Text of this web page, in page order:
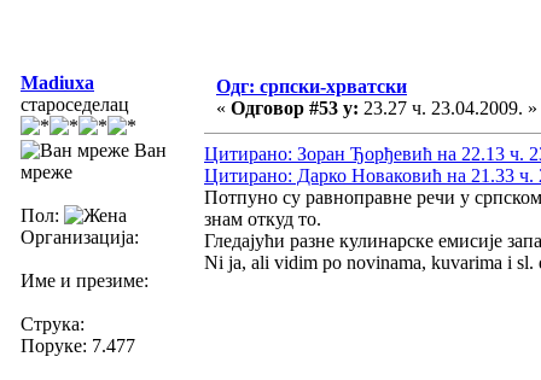
Madiuxa
староседелац
Ван
мреже
Пол:
Организација:
Име и презиме:
Струка:
Поруке: 7.477
Одг: српски-хрватски
« Одговор #53 у: 23.27 ч. 23.04.2009. »
Цитирано: Зоран Ђорђевић на 22.13 ч.
Цитирано: Дарко Новаковић на 21.33 ч.
Потпуно су равноправне речи у српском
знам откуд то.
Гледајући разне кулинарске емисије
Ni ja, ali vidim po novinama, kuvarima i sl.